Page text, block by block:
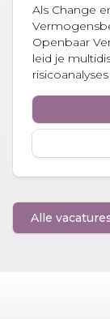
Als Change
Openbaar
leid je
Alle